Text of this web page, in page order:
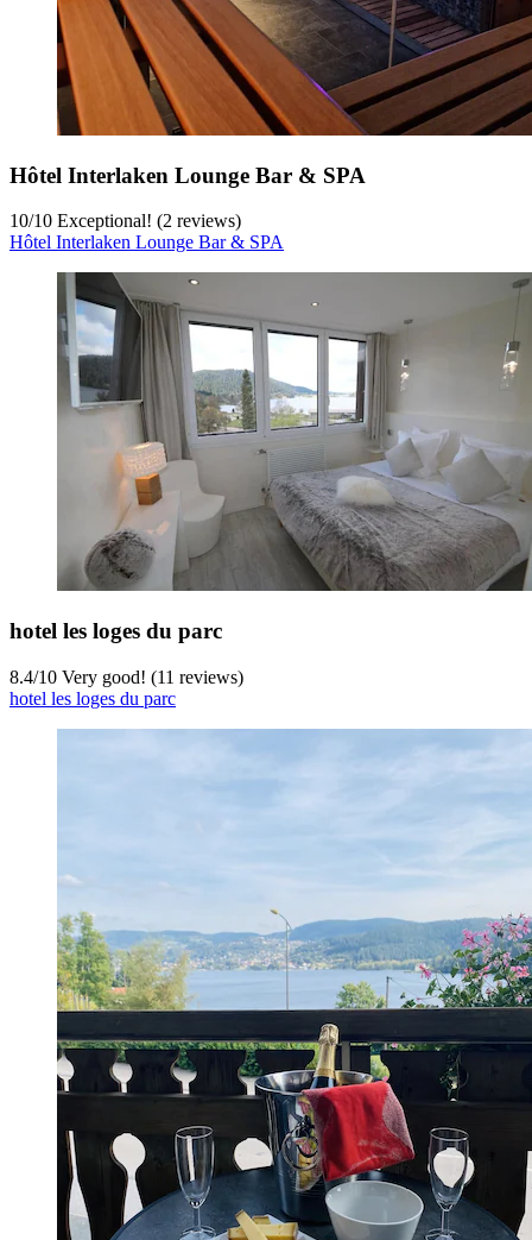
Hôtel Interlaken Lounge Bar & SPA
10/10 Exceptional! (2 reviews)
Hôtel Interlaken Lounge Bar & SPA
hotel les loges du parc
8.4/10 Very good! (11 reviews)
hotel les loges du parc